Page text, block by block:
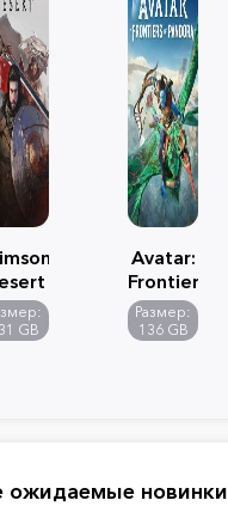
GB
Avatar:
Frontiers
of
Pandora
Размер:
136 GB
ожидаемые новинки